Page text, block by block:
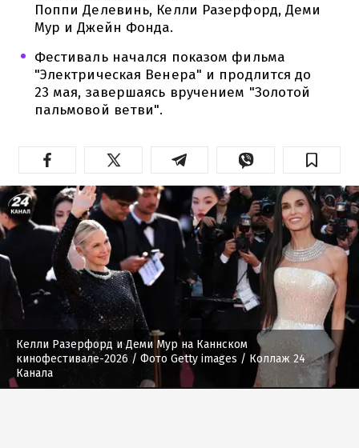
Поппи Делевинь, Келли Разерфорд, Деми
Мур и Джейн Фонда.
Фестиваль начался показом фильма
"Электрическая Венера" и продлится до
23 мая, завершаясь вручением "Золотой
пальмовой ветви".
Келли Разерфорд и Деми Мур на Каннском
кинофестивале-2026 / Фото Getty images / Коллаж 24
Канала